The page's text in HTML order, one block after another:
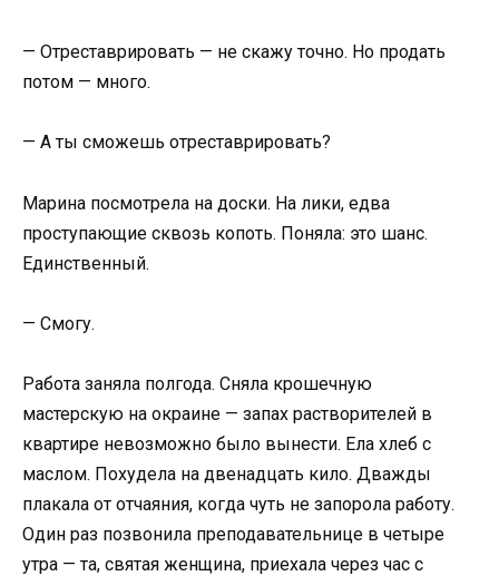
— Отреставрировать — не скажу точно. Но продать
потом — много.
— А ты сможешь отреставрировать?
Марина посмотрела на доски. На лики, едва
проступающие сквозь копоть. Поняла: это шанс.
Единственный.
— Смогу.
Работа заняла полгода. Сняла крошечную
мастерскую на окраине — запах растворителей в
квартире невозможно было вынести. Ела хлеб с
маслом. Похудела на двенадцать кило. Дважды
плакала от отчаяния, когда чуть не запорола работу.
Один раз позвонила преподавательнице в четыре
утра — та, святая женщина, приехала через час с